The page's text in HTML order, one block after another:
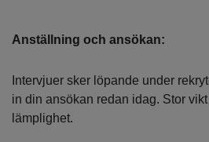
Anställning och ansökan:
Intervjuer sker löpande under
in din ansökan redan idag. Stor
lämplighet.